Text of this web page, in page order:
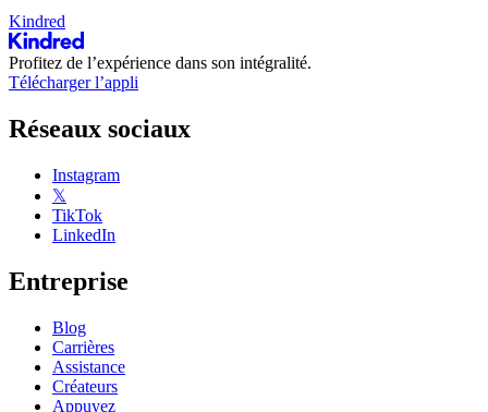
Kindred
Profitez de l’expérience dans son intégralité.
Télécharger l’appli
Réseaux sociaux
Instagram
𝕏
TikTok
LinkedIn
Entreprise
Blog
Carrières
Assistance
Créateurs
Appuyez